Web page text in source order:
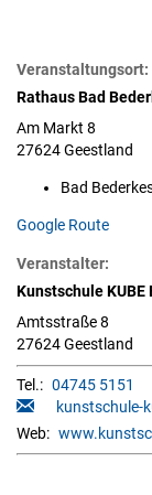
Veranstaltungsort:
Rathaus Bad
Am Markt 8
27624 Geestland
Bad
Google Route
Veranstalter:
Kunstschule KUBE
Amtsstraße 8
27624 Geestland
Tel.: 04745 5151
kunstschule-
Web: